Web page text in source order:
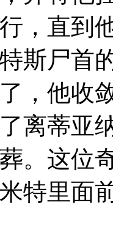
行，直到
斯尸首
，他收
离蒂亚
。这位
特里面